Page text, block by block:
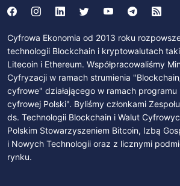
Cyfrowa Ekonomia od 2013 roku
technologii Blockchain i kryptowalutach
Litecoin i Ethereum. Współpracowaliśmy
Cyfryzacji w ramach strumienia
cyfrowe" działającego w ramach
cyfrowej Polski". Byliśmy członkami
ds. Technologii Blockchain i Walut
Polskim Stowarzyszeniem Bitcoin, Izbą
i Nowych Technologii oraz z licznymi
rynku.